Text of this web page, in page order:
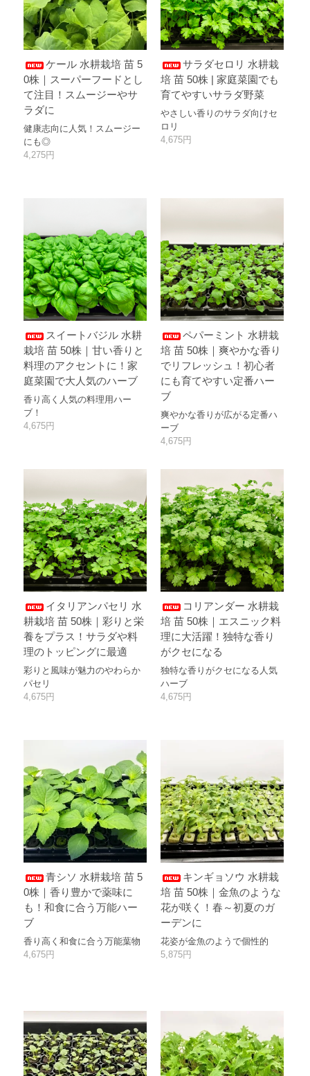
ケール 水耕栽培 苗 5
0株｜スーパーフードとし
て注目！スムージーやサ
ラダに
健康志向に人気！スムージー
にも◎
4,275円
サラダセロリ 水耕栽
培 苗 50株 | 家庭菜園でも
育てやすいサラダ野菜
やさしい香りのサラダ向けセ
ロリ
4,675円
スイートバジル 水耕
栽培 苗 50株｜甘い香りと
料理のアクセントに！家
庭菜園で大人気のハーブ
香り高く人気の料理用ハー
ブ！
4,675円
ペパーミント 水耕栽
培 苗 50株｜爽やかな香り
でリフレッシュ！初心者
にも育てやすい定番ハー
ブ
爽やかな香りが広がる定番ハ
ーブ
4,675円
イタリアンパセリ 水
耕栽培 苗 50株｜彩りと栄
養をプラス！サラダや料
理のトッピングに最適
彩りと風味が魅力のやわらか
パセリ
4,675円
コリアンダー 水耕栽
培 苗 50株｜エスニック料
理に大活躍！独特な香り
がクセになる
独特な香りがクセになる人気
ハーブ
4,675円
青シソ 水耕栽培 苗 5
0株｜香り豊かで薬味に
も！和食に合う万能ハー
ブ
香り高く和食に合う万能葉物
4,675円
キンギョソウ 水耕栽
培 苗 50株｜金魚のような
花が咲く！春～初夏のガ
ーデンに
花姿が金魚のようで個性的
5,875円